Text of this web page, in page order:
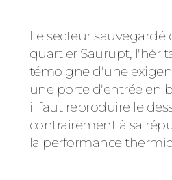
Le secteur sauvegardé
quartier Saurupt,
témoigne d'une
une porte d'entrée en
il faut reproduire le
contrairement à sa
la performance